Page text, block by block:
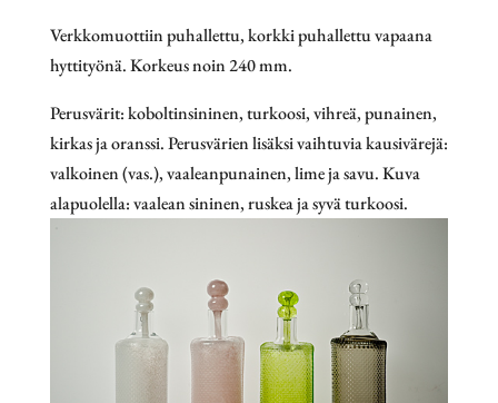
Verkkomuottiin puhallettu, korkki puhallettu vapaana
hyttityönä. Korkeus noin 240 mm.
Perusvärit: koboltinsininen, turkoosi, vihreä, punainen,
kirkas ja oranssi. Perusvärien lisäksi vaihtuvia kausivärejä:
valkoinen (vas.), vaaleanpunainen, lime ja savu. Kuva
alapuolella: vaalean sininen, ruskea ja syvä turkoosi.